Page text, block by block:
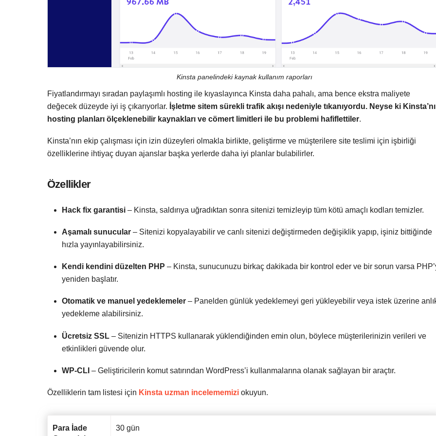
Kinsta panelindeki kaynak kullanım raporları
Fiyatlandırmayı sıradan paylaşımlı hosting ile kıyaslayınca Kinsta daha pahalı, ama bence ekstra maliyete
değecek düzeyde iyi iş çıkarıyorlar. İşletme sitem sürekli trafik akışı nedeniyle tıkanıyordu. Neyse ki
hosting planları ölçeklenebilir kaynakları ve cömert limitleri ile bu problemi hafiflettiler.
Kinsta’nın ekip çalışması için izin düzeyleri olmakla birlikte, geliştirme ve müşterilere site teslimi için işbirliği
özelliklerine ihtiyaç duyan ajanslar başka yerlerde daha iyi planlar bulabilirler.
Özellikler
Hack fix garantisi – Kinsta, saldırıya uğradıktan sonra sitenizi temizleyip tüm kötü amaçlı kodları temizler.
Aşamalı sunucular – Sitenizi kopyalayabilir ve canlı sitenizi değiştirmeden değişiklik yapıp, işiniz bittiğinde
hızla yayınlayabilirsiniz.
Kendi kendini düzelten PHP – Kinsta, sunucunuzu birkaç dakikada bir kontrol eder ve bir sorun varsa
yeniden başlatır.
Otomatik ve manuel yedeklemeler – Panelden günlük yedeklemeyi geri yükleyebilir veya istek üzerine
yedekleme alabilirsiniz.
Ücretsiz SSL – Sitenizin HTTPS kullanarak yüklendiğinden emin olun, böylece müşterilerinizin verileri ve
etkinlikleri güvende olur.
WP-CLI – Geliştiricilerin komut satırından WordPress’i kullanmalarına olanak sağlayan bir araçtır.
Özelliklerin tam listesi için Kinsta uzman incelememizi okuyun.
Para İade
30 gün